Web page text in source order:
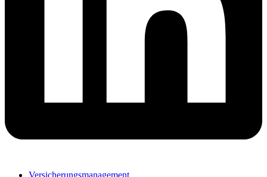
Versicherungsmanagement